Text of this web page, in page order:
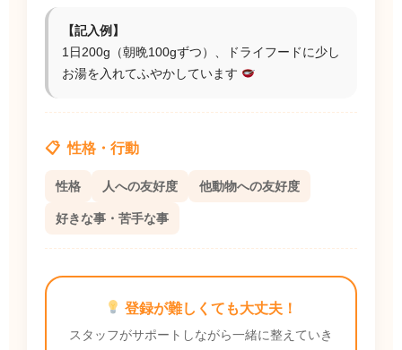
【記入例】
1日200g（朝晩100gずつ）、ドライフードに少し
お湯を入れてふやかしています
性格・行動
性格 人への友好度 他動物への友好度
好きな事・苦手な事
登録が難しくても大丈夫！
スタッフがサポートしながら一緒に整えていき